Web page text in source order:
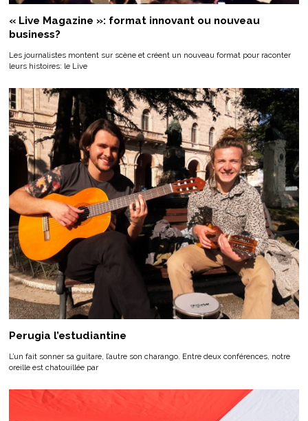
« Live Magazine »: format innovant ou nouveau
business?
Les journalistes montent sur scène et créent un nouveau format pour raconter
leurs histoires: le Live
Perugia l’estudiantine
L’un fait sonner sa guitare, l’autre son charango. Entre deux conférences, notre
oreille est chatouillée par